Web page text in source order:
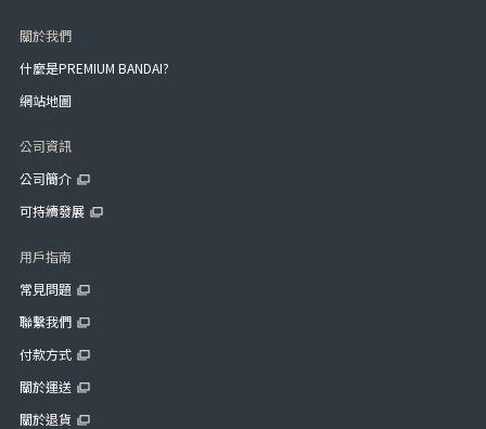
關於我們
什麼是PREMIUM BANDAI?
網站地圖
公司資訊
公司簡介
可持續發展
用戶指南
常見問題
聯繫我們
付款方式
關於運送
關於退貨